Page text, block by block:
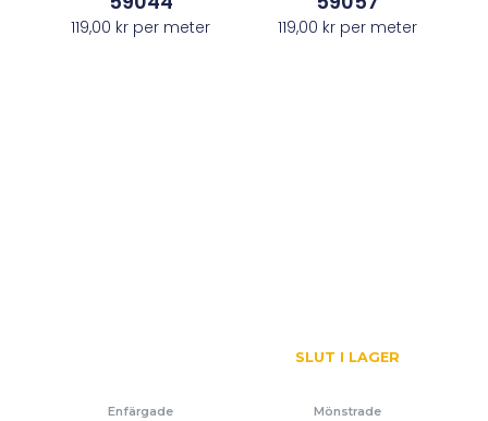
119,00 kr per meter 119,00 krper meter
Enfärgade
SLUT I LAGER
Mönstrade